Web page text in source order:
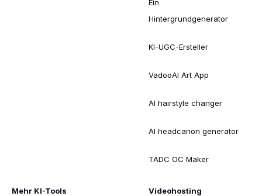
Ein
Hintergrundgenerator
KI-UGC-Ersteller
VadooAI Art App
AI hairstyle changer
AI headcanon generator
TADC OC Maker
Mehr KI-Tools
Videohosting